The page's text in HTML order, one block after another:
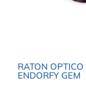
RATON OPTICO
ENDORFY GEM